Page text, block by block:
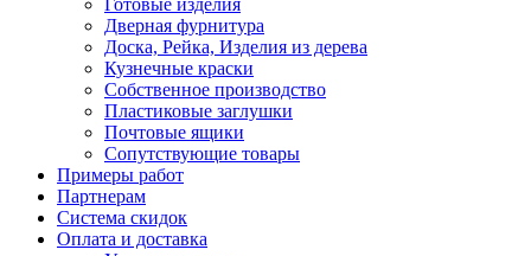
Готовые изделия
Дверная фурнитура
Доска, Рейка, Изделия из дерева
Кузнечные краски
Собственное производство
Пластиковые заглушки
Почтовые ящики
Сопутствующие товары
Примеры работ
Партнерам
Система скидок
Оплата и доставка